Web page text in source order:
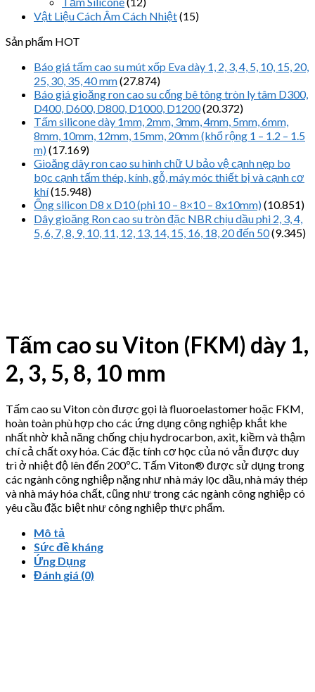
Vật Liệu Cách Âm Cách Nhiệt(15)
Sản phẩm HOT
Báo giá tấm cao su mút xốp Eva dày 1, 2, 3, 4, 5, 10, 15, 20,
25, 30, 35, 40 mm(27.874)
Báo giá gioăng ron cao su cống bê tông tròn ly tâm D300,
D400, D600, D800, D1000, D1200(20.372)
Tấm silicone dày 1mm, 2mm, 3mm, 4mm, 5mm, 6mm,
8mm, 10mm, 12mm, 15mm, 20mm (khổ rộng 1 – 1.2 – 1.5
m)(17.169)
Gioăng dây ron cao su hình chữ U bảo vệ cạnh nẹp bo
bọc cạnh tấm thép, kính, gỗ, máy móc thiết bị và cạnh cơ
khí(15.948)
Ống silicon D8 x D10 (phi 10 – 8×10 – 8x10mm)(10.851)
Dây gioăng Ron cao su tròn đặc NBR chịu dầu phi 2, 3, 4,
5, 6, 7, 8, 9, 10, 11, 12, 13, 14, 15, 16, 18, 20 đến 50(9.345)
Tấm cao su Viton (FKM) dày 1,
2, 3, 5, 8, 10 mm
Tấm cao su Viton còn được gọi là fluoroelastomer hoặc FKM,
hoàn toàn phù hợp cho các ứng dụng công nghiệp khắt khe
nhất nhờ khả năng chống chịu hydrocarbon, axit, kiềm và thậm
chí cả chất oxy hóa. Các đặc tính cơ học của nó vẫn được duy
trì ở nhiệt độ lên đến 200ºC. Tấm Viton® được sử dụng trong
các ngành công nghiệp nặng như nhà máy lọc dầu, nhà máy thép
và nhà máy hóa chất, cũng như trong các ngành công nghiệp có
yêu cầu đặc biệt như công nghiệp thực phẩm.
Mô tả
Sức đề kháng
Ứng Dụng
Đánh giá (0)